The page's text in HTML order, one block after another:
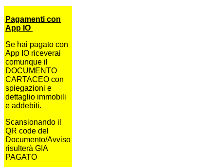
Pagamenti con
App IO
Se hai pagato con
App IO riceverai
comunque il
DOCUMENTO
CARTACEO con
spiegazioni e
dettaglio immobili
e addebiti.
Scansionando il
QR code del
Documento/Avviso
risulterà GIA
PAGATO